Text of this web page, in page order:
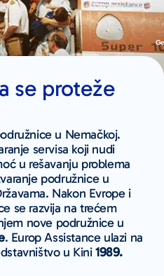
se proteže
u Nemačkoj.
servisa koji nudi
u rešavanju problema
podružnice u
Nakon Evrope i
se razvija na trećem
nove podružnice u
. Europ Assistance ulazi na
u Kini1989.